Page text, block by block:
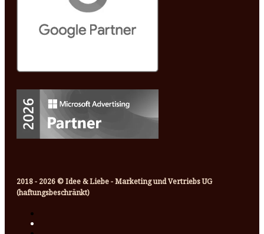
2018 - 2026 © Idee & Liebe - Marketing und Vertriebs UG
(haftungsbeschränkt)